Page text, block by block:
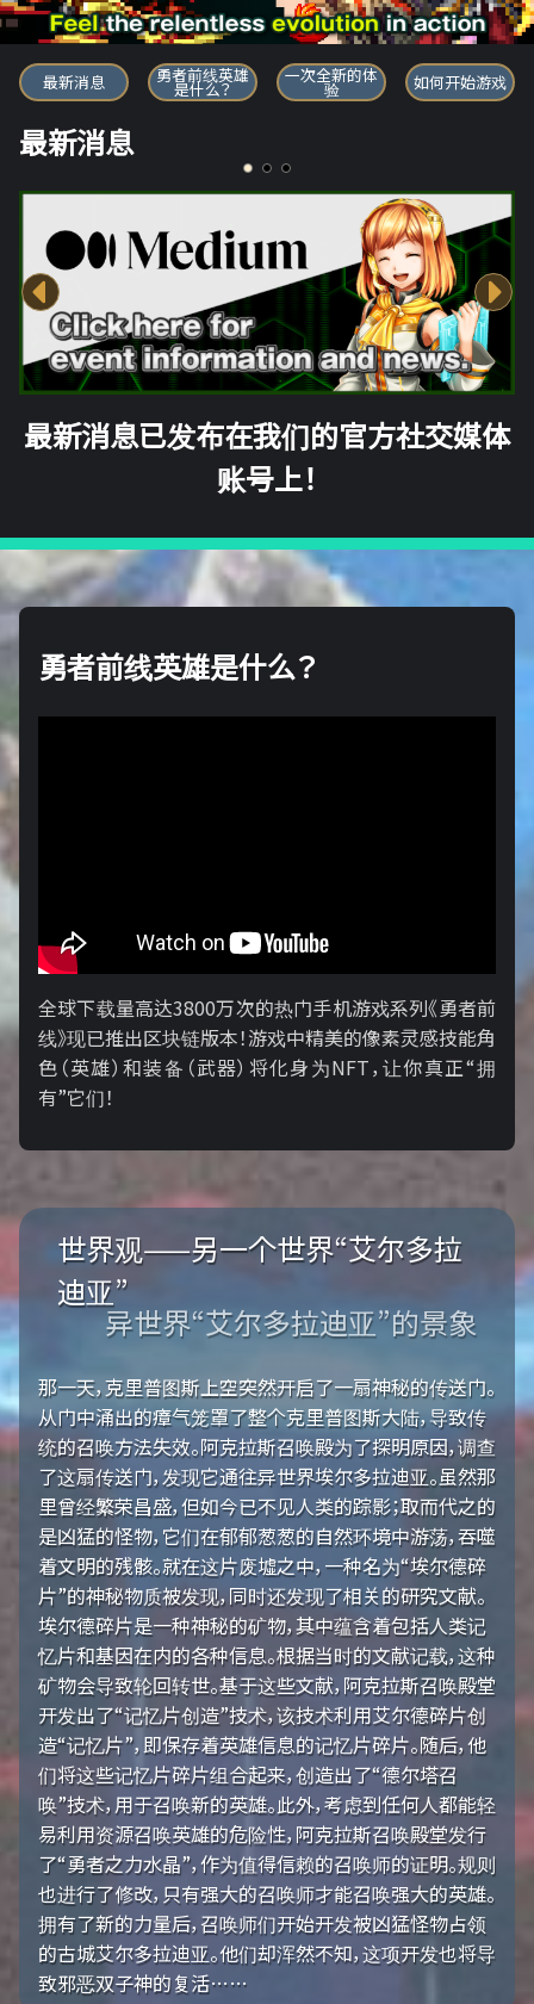
勇者前线英雄
最新消息 勇者前线英雄
是什么？
一次全新的体
验 如何开始游戏
最新消息
最新消息已发布在我们的官方社交媒体
账号上！
勇者前线英雄是什么？
全球下载量高达3800万次的热门手机游戏系列《勇者前
线》现已推出区块链版本！游戏中精美的像素灵感技能角
色（英雄）和装备（武器）将化身为NFT，让你真正“拥
有”它们！
世界观——另一个世界“艾尔多拉
迪亚”
异世界“艾尔多拉迪亚”的景象
那一天，克里普图斯上空突然开启了一扇神秘的传送门。
从门中涌出的瘴气笼罩了整个克里普图斯大陆，导致传
统的召唤方法失效。阿克拉斯召唤殿为了探明原因，调查
了这扇传送门，发现它通往异世界埃尔多拉迪亚。虽然那
里曾经繁荣昌盛，但如今已不见人类的踪影；取而代之的
是凶猛的怪物，它们在郁郁葱葱的自然环境中游荡，吞噬
着文明的残骸。就在这片废墟之中，一种名为“埃尔德碎
片”的神秘物质被发现，同时还发现了相关的研究文献。
埃尔德碎片是一种神秘的矿物，其中蕴含着包括人类记
忆片和基因在内的各种信息。根据当时的文献记载，这种
矿物会导致轮回转世。基于这些文献，阿克拉斯召唤殿堂
开发出了“记忆片创造”技术，该技术利用艾尔德碎片创
造“记忆片”，即保存着英雄信息的记忆片碎片。随后，他
们将这些记忆片碎片组合起来，创造出了“德尔塔召
唤”技术，用于召唤新的英雄。此外，考虑到任何人都能轻
易利用资源召唤英雄的危险性，阿克拉斯召唤殿堂发行
了“勇者之力水晶”，作为值得信赖的召唤师的证明。规则
也进行了修改，只有强大的召唤师才能召唤强大的英雄。
拥有了新的力量后，召唤师们开始开发被凶猛怪物占领
的古城艾尔多拉迪亚。他们却浑然不知，这项开发也将导
致邪恶双子神的复活……